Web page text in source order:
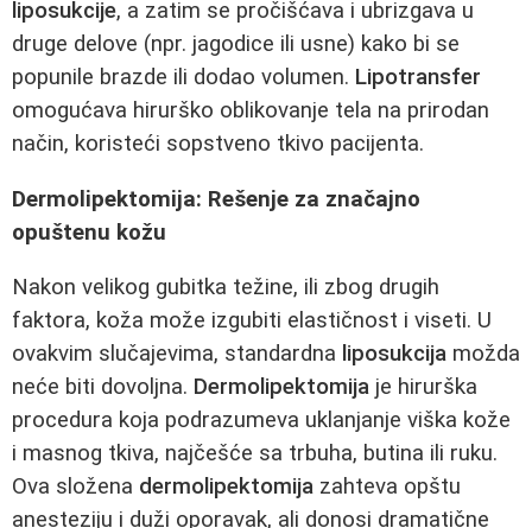
liposukcije, a zatim se pročišćava i ubrizgava u
druge delove (npr. jagodice ili usne) kako bi se
popunile brazde ili dodao volumen. Lipotransfer
omogućava hirurško oblikovanje tela na prirodan
način, koristeći sopstveno tkivo pacijenta.
Dermolipektomija: Rešenje za značajno
opuštenu kožu
Nakon velikog gubitka težine, ili zbog drugih
faktora, koža može izgubiti elastičnost i viseti. U
ovakvim slučajevima, standardna liposukcija možda
neće biti dovoljna. Dermolipektomija je hirurška
procedura koja podrazumeva uklanjanje viška kože
i masnog tkiva, najčešće sa trbuha, butina ili ruku.
Ova složena dermolipektomija zahteva opštu
anesteziju i duži oporavak, ali donosi dramatične